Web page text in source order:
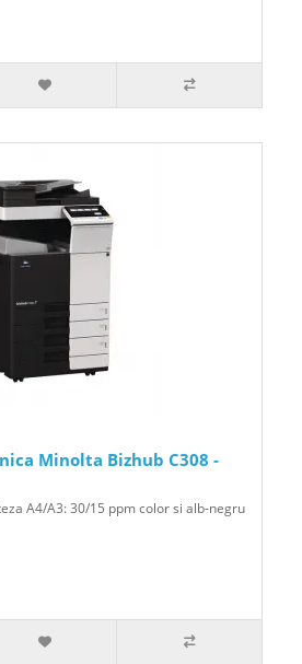
Minolta Bizhub C308 -
A4/A3: 30/15 ppm color si alb-negru